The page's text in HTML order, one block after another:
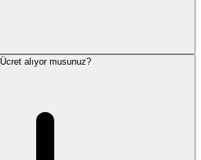
Ücret alıyor musunuz?